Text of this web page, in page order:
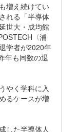
増え続けてい
れる「半導体
世大・成均館
〈浦
学者が2020年
年も同数の退
やく学科に入
るケースが増
した半導体人